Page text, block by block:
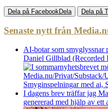
Dela på FacebookDela Dela på
Senaste nytt från
AI-botar som smyglyssnar
Daniel Gillblad (Recorded
Smyginspelningar med ai,
I dagens brev träffar jag
genererad med hjälp av ett